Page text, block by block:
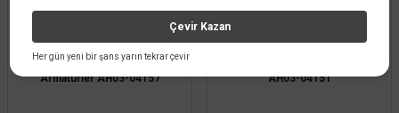
ACK GU10 Siyah Krom Spot
Armatürler AH03-04157
AH03-04151
Çevir Kazan
Her gün yeni bir şans yarın tekrar çevir